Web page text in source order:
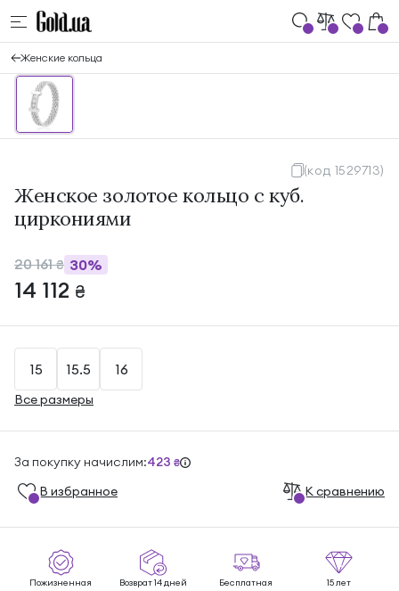
Женские кольца
(код 1529713)
Женское золотое кольцо с куб.
циркониями
20 161₴ 30%
14 112 ₴
15 15.5 16
Все размеры
За покупку начислим:423 ₴
В избранноe К сравнению
Пожизненная
Возврат 14 дней
Бесплатная
15 лет